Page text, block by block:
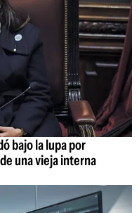
bajo la lupa por
una vieja interna